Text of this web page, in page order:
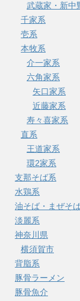
武蔵家・新中
千家系
壱系
本牧系
介一家系
六角家系
矢口家系
近藤家系
寿々喜家系
直系
王道家系
環2家系
支那そば系
水鶏系
油そば・まぜそ
淡麗系
神奈川県
横須賀市
背脂系
豚骨ラーメン
豚骨魚介